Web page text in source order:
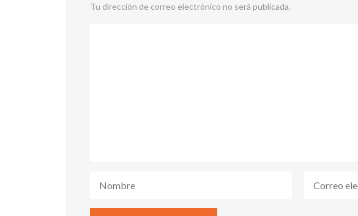
Tu dirección de correo electrónico no será publicada.